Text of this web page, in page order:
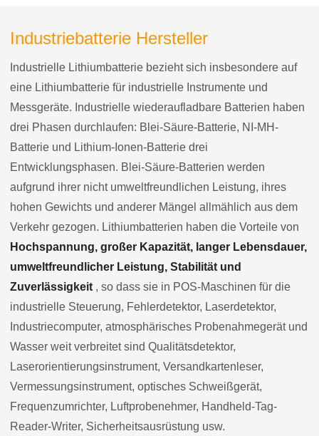
Industriebatterie Hersteller
Industrielle Lithiumbatterie bezieht sich insbesondere auf
eine Lithiumbatterie für industrielle Instrumente und
Messgeräte. Industrielle wiederaufladbare Batterien haben
drei Phasen durchlaufen: Blei-Säure-Batterie, NI-MH-
Batterie und Lithium-Ionen-Batterie drei
Entwicklungsphasen. Blei-Säure-Batterien werden
aufgrund ihrer nicht umweltfreundlichen Leistung, ihres
hohen Gewichts und anderer Mängel allmählich aus dem
Verkehr gezogen. Lithiumbatterien haben die Vorteile von
Hochspannung, großer Kapazität, langer Lebensdauer,
umweltfreundlicher Leistung, Stabilität und
Zuverlässigkeit , so dass sie in POS-Maschinen für die
industrielle Steuerung, Fehlerdetektor, Laserdetektor,
Industriecomputer, atmosphärisches Probenahmegerät und
Wasser weit verbreitet sind Qualitätsdetektor,
Laserorientierungsinstrument, Versandkartenleser,
Vermessungsinstrument, optisches Schweißgerät,
Frequenzumrichter, Luftprobenehmer, Handheld-Tag-
Reader-Writer, Sicherheitsausrüstung usw.